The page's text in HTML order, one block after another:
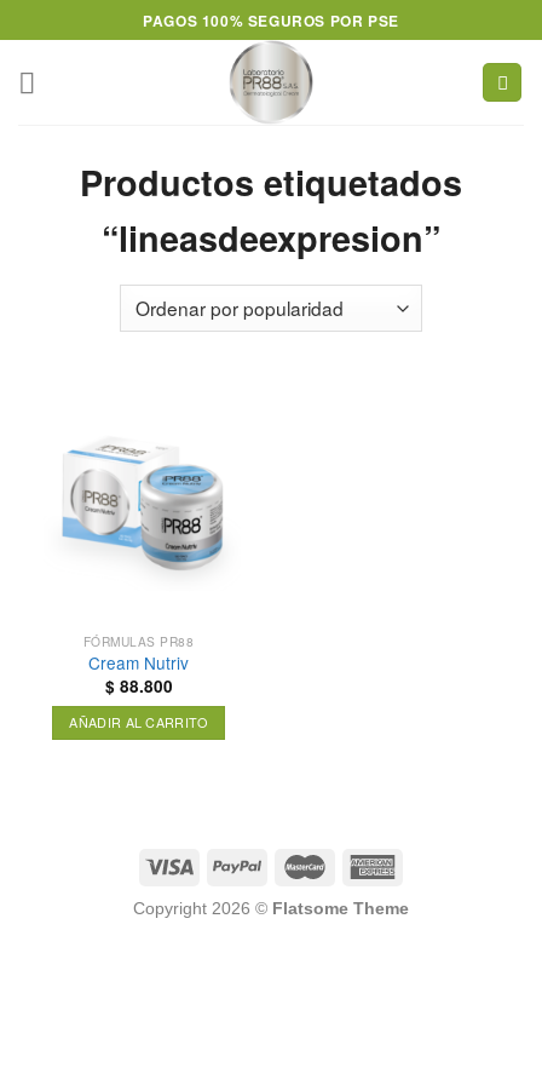
to
content
PAGOS 100% SEGUROS POR PSE
Productos etiquetados
“lineasdeexpresion”
FÓRMULAS PR88
Cream Nutriv
$ 88.800
AÑADIR AL CARRITO
Copyright 2026 © Flatsome Theme